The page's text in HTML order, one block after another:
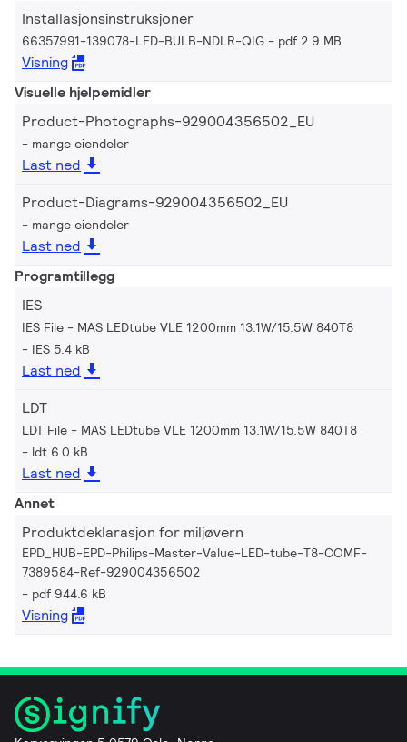
Installasjonsinstruksjoner
66357991-139078-LED-BULB-NDLR-QIG pdf 2.9 MB
Visning
Visuelle hjelpemidler
Product-Photographs-929004356502_EU
mange eiendeler
Last ned
Product-Diagrams-929004356502_EU
mange eiendeler
Last ned
Programtillegg
IES
IES File - MAS LEDtube VLE 1200mm 13.1W/15.5W 840T8
IES 5.4 kB
Last ned
LDT
LDT File - MAS LEDtube VLE 1200mm 13.1W/15.5W 840T8
ldt 6.0 kB
Last ned
Annet
Produktdeklarasjon for miljøvern
EPD_HUB-EPD-Philips-Master-Value-LED-tube-T8-COMF-
7389584-Ref-929004356502
pdf 944.6 kB
Visning